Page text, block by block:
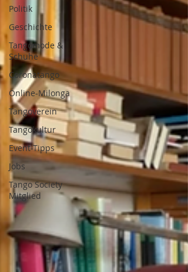
Politik
Geschichte
Tangomode &
Schuhe
Coronatango
Online-Milonga
Tangoverein
Tangokultur
Event-Tipps
Jobs
Tango Society
Mitglied